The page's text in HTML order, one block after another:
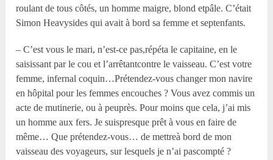
roulant de tous côtés, un homme maigre, blond etpâle. C’était
Simon Heavysides qui avait à bord sa femme et septenfants.
– C’est vous le mari, n’est-ce pas,répéta le capitaine, en le
saisissant par le cou et l’arrêtantcontre le vaisseau. C’est votre
femme, infernal coquin…Prétendez-vous changer mon navire
en hôpital pour les femmes encouches ? Vous avez commis un
acte de mutinerie, ou à peuprès. Pour moins que cela, j’ai mis
un homme aux fers. Je suispresque prêt à vous en faire de
même… Que prétendez-vous… de mettreà bord de mon
vaisseau des voyageurs, sur lesquels je n’ai pascompté ?